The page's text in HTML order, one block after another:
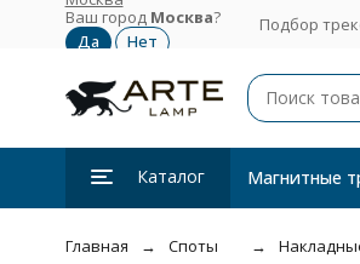
Ваш город Москва? Подбор
Каталог Магнитные
Главная Споты